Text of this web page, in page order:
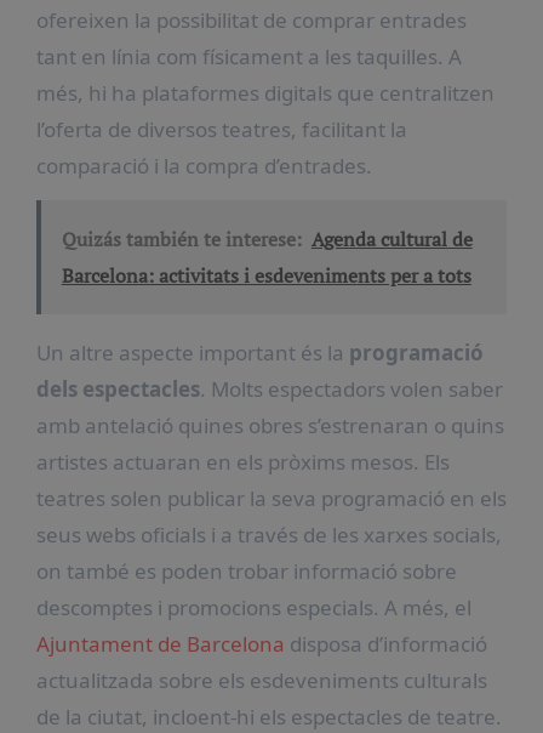
ofereixen la possibilitat de comprar entrades
tant en línia com físicament a les taquilles. A
més, hi ha plataformes digitals que centralitzen
l’oferta de diversos teatres, facilitant la
comparació i la compra d’entrades.
Quizás también te interese: Agenda cultural de
Barcelona: activitats i esdeveniments per a tots
Un altre aspecte important és la programació
dels espectacles. Molts espectadors volen saber
amb antelació quines obres s’estrenaran o quins
artistes actuaran en els pròxims mesos. Els
teatres solen publicar la seva programació en els
seus webs oficials i a través de les xarxes socials,
on també es poden trobar informació sobre
descomptes i promocions especials. A més, el
Ajuntament de Barcelona disposa d’informació
actualitzada sobre els esdeveniments culturals
de la ciutat, incloent-hi els espectacles de teatre.